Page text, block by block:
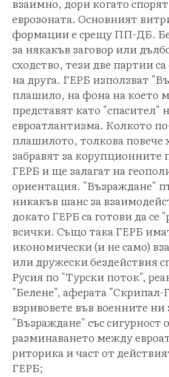
взаимно, дори когато
еврозоната. Основният
формации е срещу ПП-ДБ.
за някакъв заговор или
сходство, тези две партии
на друга. ГЕРБ използват
плашило, на фона на което
представят като "спасител"
евроатлантизма. Колкото
плашилото, толкова повече
забравят за корупционните
ГЕРБ и ще залагат на
ориентация. "Възраждане"
никакъв шанс за
докато ГЕРБ са готови да се
всички. Също така ГЕРБ
икономически (и не само)
или дружески бездействия
Русия по "Турски поток",
"Белене", аферата "Скрипал-
взривовете във военните
"Възраждане" със сигурност
разминаването между
риторика и част от
ГЕРБ;